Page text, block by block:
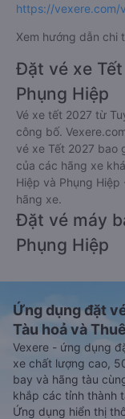
https://vexere.com/
Xem hướng dẫn chi
Đặt vé xe
Phụng Hiệp
Vé xe tết 2027 từ
công bố.
vé xe Tết 2027 bao
của các hãng xe
Hiệp và Phụng
hãng xe.
Đặt vé máy
Phụng Hiệp
Ứng dụng đặt
Tàu hoả và
Vexere - ứng dụng
xe chất lượng cao,
bay và hãng tàu
khắp các tỉnh thành
Ứng dụng hiển thị